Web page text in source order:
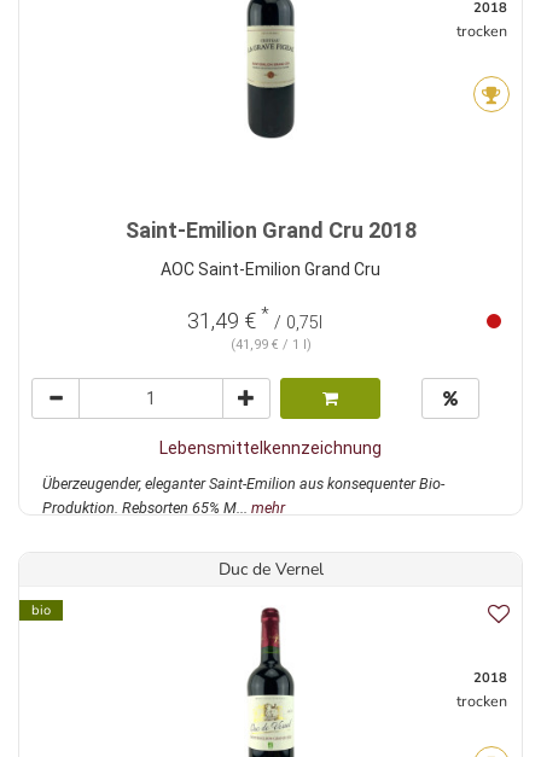
2018
trocken
Saint-Emilion Grand Cru 2018
AOC Saint-Emilion Grand Cru
31,49 € * / 0,75l
(41,99 € / 1 l)
Lebensmittelkennzeichnung
Überzeugender, eleganter Saint-Emilion aus konsequenter Bio-
Produktion. Rebsorten 65% M... mehr
Duc de Vernel
bio
2018
trocken